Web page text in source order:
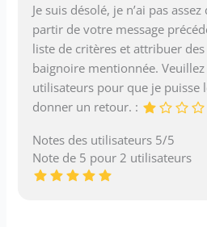
Je suis désolé, je n’ai pas
partir de votre message
liste de critères et attribuer
baignoire mentionnée.
utilisateurs pour que je puisse
donner un retour. :
Notes des utilisateurs 5/5
Note de 5 pour 2 utilisateurs